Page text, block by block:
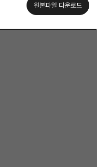
원본파일 다운로드